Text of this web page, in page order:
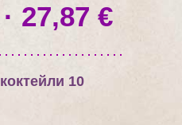
27,87 €
10